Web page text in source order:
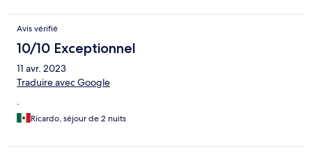
Avis vérifié
10/10 Exceptionnel
11 avr. 2023
Traduire avec Google
.
Ricardo, séjour de 2 nuits